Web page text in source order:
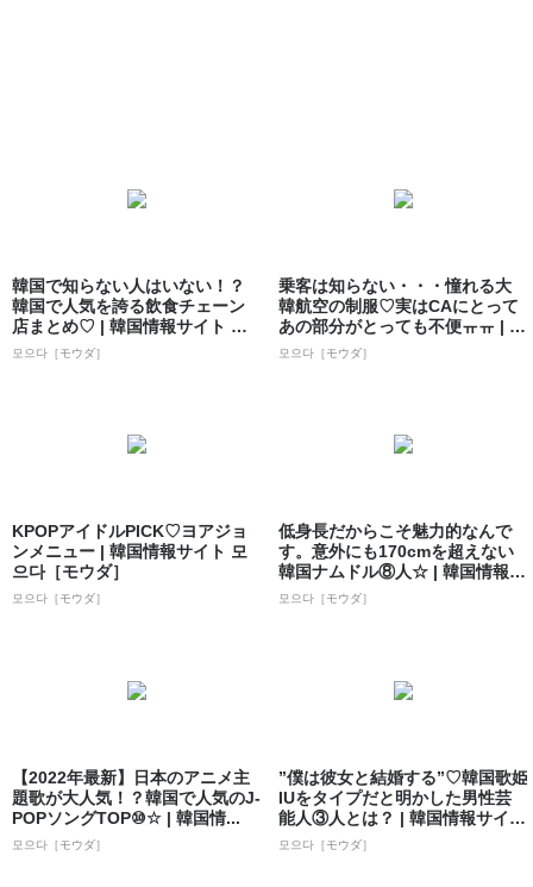
韓国で知らない人はいない！？
韓国で人気を誇る飲食チェーン
店まとめ♡ | 韓国情報サイト 모
으다［モ...
모으다［モウダ］
乗客は知らない・・・憧れる大
韓航空の制服♡実はCAにとって
あの部分がとっても不便ㅠㅠ | 韓
国情報...
모으다［モウダ］
KPOPアイドルPICK♡ヨアジョ
ンメニュー | 韓国情報サイト 모
으다［モウダ］
모으다［モウダ］
低身長だからこそ魅力的なんで
す。意外にも170cmを超えない
韓国ナムドル⑧人☆ | 韓国情報サ
イト...
모으다［モウダ］
【2022年最新】日本のアニメ主
題歌が大人気！？韓国で人気のJ-
POPソングTOP⑩☆ | 韓国情...
모으다［モウダ］
”僕は彼女と結婚する”♡韓国歌姫
IUをタイプだと明かした男性芸
能人③人とは？ | 韓国情報サイト
...
모으다［モウダ］